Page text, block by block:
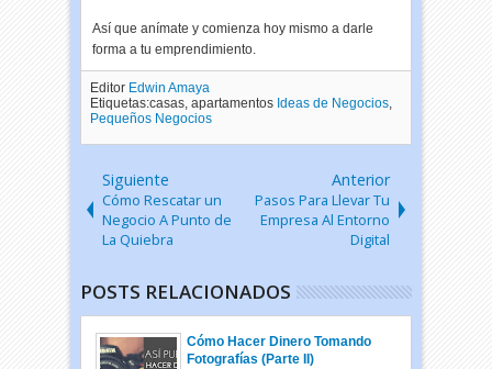
Así que anímate y comienza hoy mismo a darle
forma a tu emprendimiento.
Editor Edwin Amaya
Etiquetas:casas, apartamentos Ideas de Negocios,
Pequeños Negocios
Siguiente
Cómo Rescatar un
Negocio A Punto de
La Quiebra
Anterior
Pasos Para Llevar Tu
Empresa Al Entorno
Digital
POSTS RELACIONADOS
Cómo Hacer Dinero Tomando
Fotografías (Parte II)